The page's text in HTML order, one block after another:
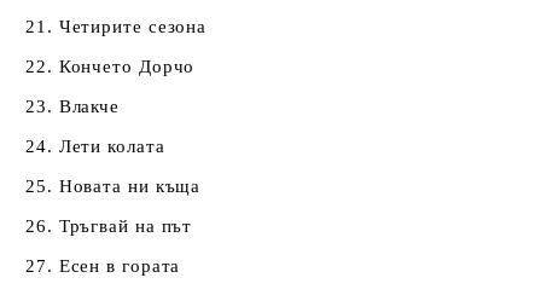
21. Четирите сезона
22. Кончето Дорчо
23. Влакче
24. Лети колата
25. Новата ни къща
26. Тръгвай на път
27. Есен в гората